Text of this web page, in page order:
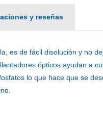
y reseñas
es de fácil disolución y no
ópticos ayudan a
lo que hace que se